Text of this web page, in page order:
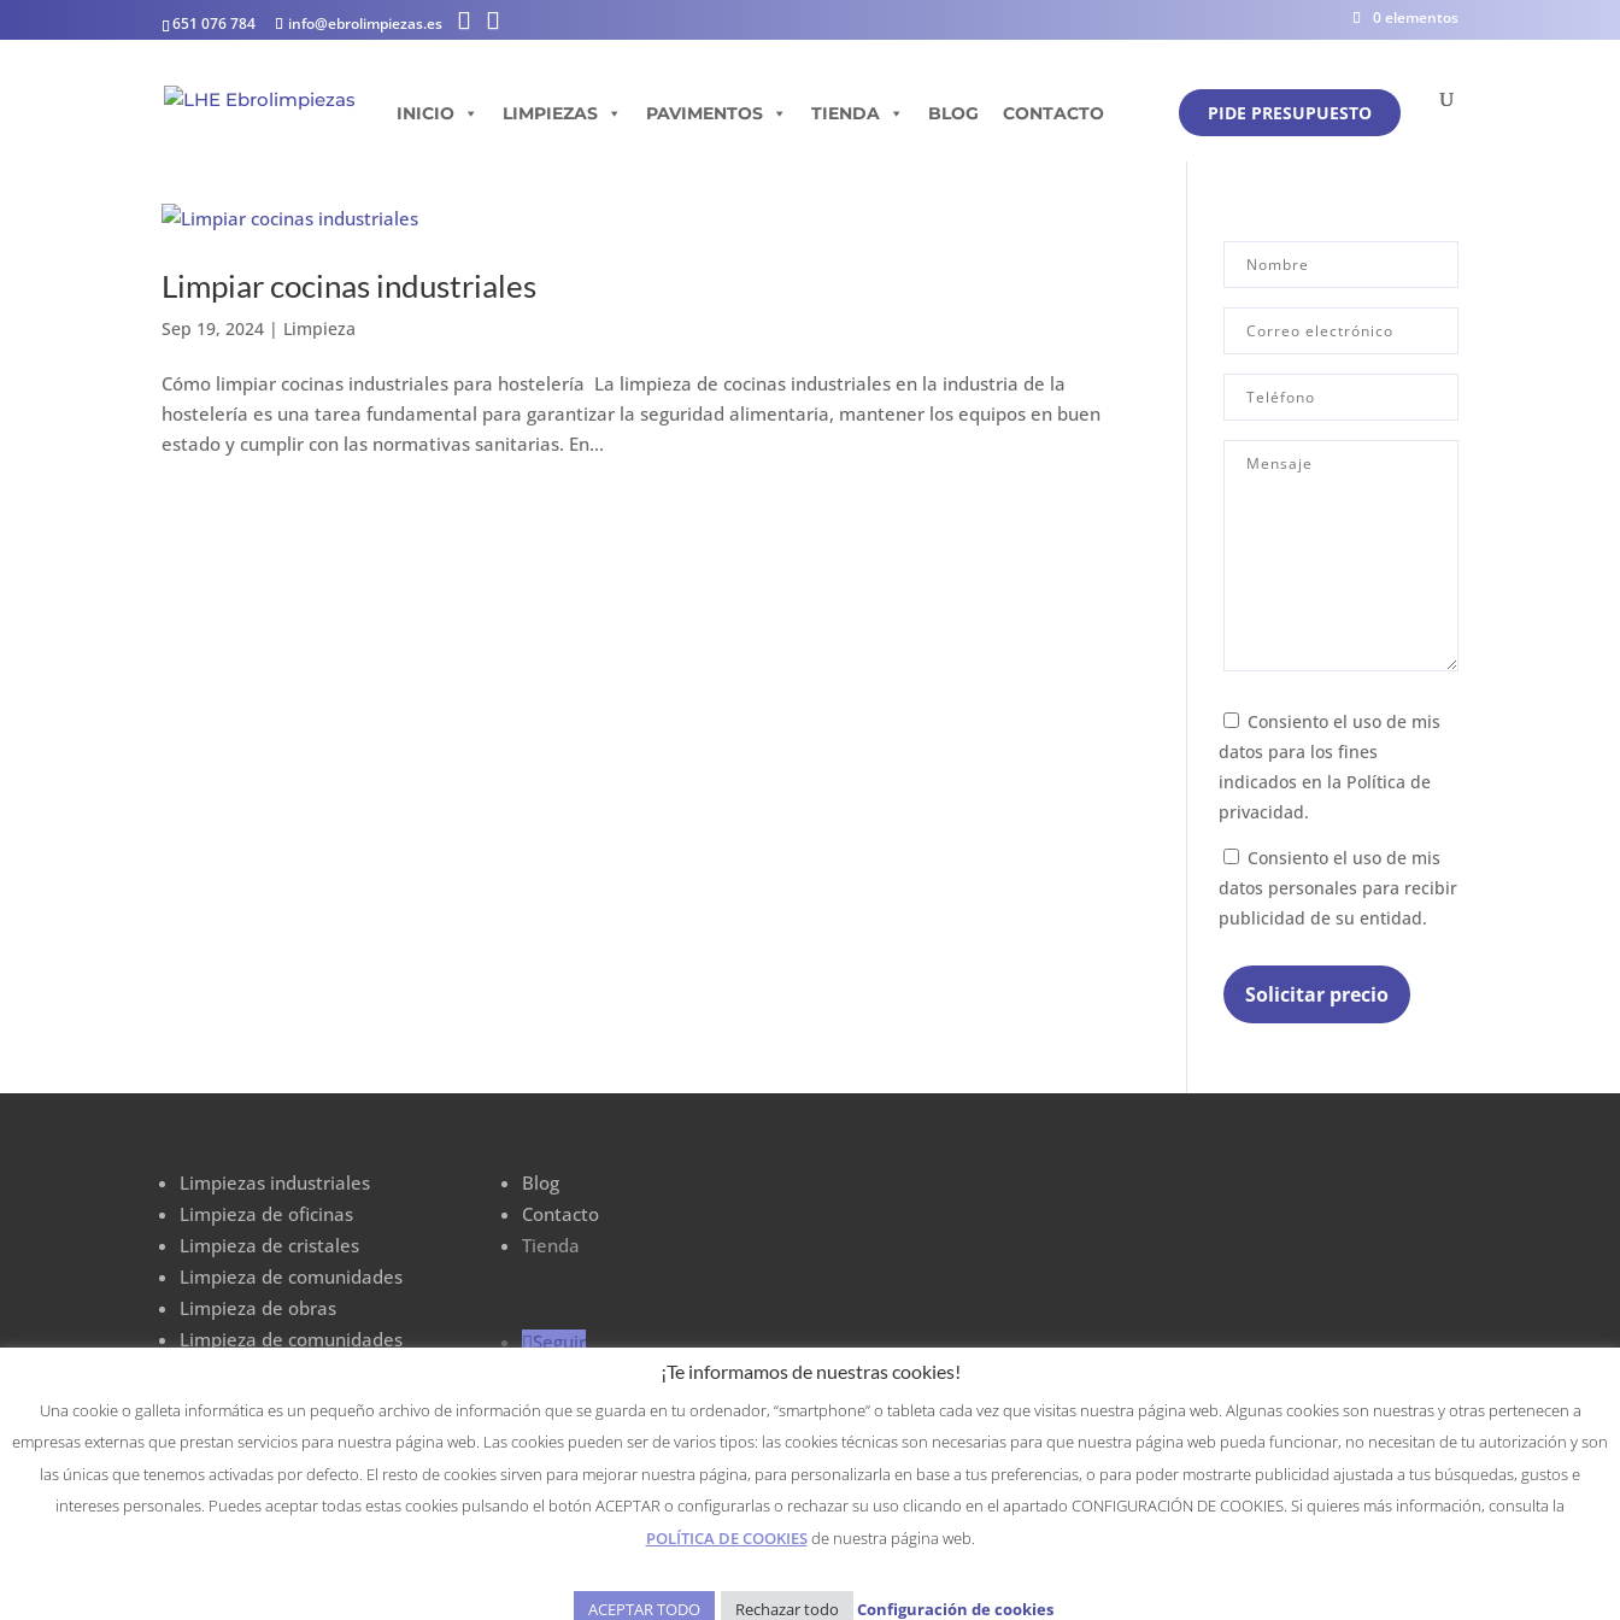
651 076 784 info@ebrolimpiezas.es 0 elementos
INICIO LIMPIEZAS PAVIMENTOS TIENDA BLOG CONTACTO PIDE PRESUPUESTO
Limpiar cocinas industriales
Sep 19, 2024 | Limpieza
Cómo limpiar cocinas industriales para hostelería La limpieza de cocinas industriales en la industria de la
hostelería es una tarea fundamental para garantizar la seguridad alimentaria, mantener los equipos en buen
estado y cumplir con las normativas sanitarias. En...
Consiento el uso de mis
datos para los fines
indicados en la Política de
privacidad.
Consiento el uso de mis
datos personales para recibir
publicidad de su entidad.
Limpiezas industriales
Limpieza de oficinas
Limpieza de cristales
Limpieza de comunidades
Limpieza de obras
Limpieza de comunidades
Blog
Contacto
Tienda
Seguir
Compromiso con la protección de datos personales|Política de privacidad|Política de cookies
Copyright © 2024 LIMPIEZAS HIGIÉNICAS EBRO S.L. Todos los derechos reservados.
¡Te informamos de nuestras cookies!
Una cookie o galleta informática es un pequeño archivo de información que se guarda en tu ordenador, “smartphone” o tableta cada vez que visitas nuestra página web. Algunas cookies son nuestras y otras pertenecen a
empresas externas que prestan servicios para nuestra página web. Las cookies pueden ser de varios tipos: las cookies técnicas son necesarias para que nuestra página web pueda funcionar, no necesitan de tu autorización y son
las únicas que tenemos activadas por defecto. El resto de cookies sirven para mejorar nuestra página, para personalizarla en base a tus preferencias, o para poder mostrarte publicidad ajustada a tus búsquedas, gustos e
intereses personales. Puedes aceptar todas estas cookies pulsando el botón ACEPTAR o configurarlas o rechazar su uso clicando en el apartado CONFIGURACIÓN DE COOKIES. Si quieres más información, consulta la
POLÍTICA DE COOKIESde nuestra página web.
ACEPTAR TODO Rechazar todo Configuración de cookies